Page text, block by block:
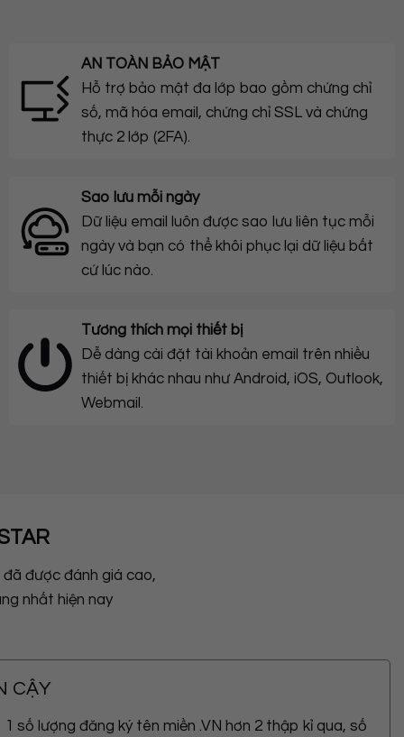
AN TOÀN BẢO MẬT
Hỗ trợ bảo mật đa lớp bao gồm chứng chỉ
số, mã hóa email, chứng chỉ SSL và chứng
thực 2 lớp (2FA).
Sao lưu mỗi ngày
Dữ liệu email luôn được sao lưu liên tục mỗi
ngày và bạn có thể khôi phục lại dữ liệu bất
cứ lúc nào.
Tương thích mọi thiết bị
Dễ dàng cài đặt tài khoản email trên nhiều
thiết bị khác nhau như Android, iOS, Outlook,
Webmail.
được đánh giá cao,
nhất hiện nay
CẬY
số lượng đăng ký tên miền .VN hơn 2 thập kỉ qua, số